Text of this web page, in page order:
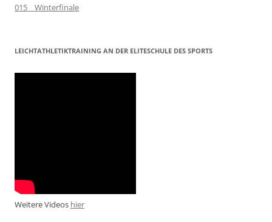
015__Winterfinale
LEICHTATHLETIKTRAINING AN DER ELITESCHULE DES SPORTS
Weitere Videos hier